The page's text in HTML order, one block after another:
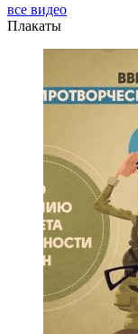
все видео
Плакаты